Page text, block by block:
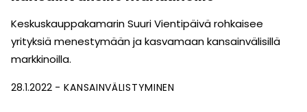
Keskuskauppakamarin Suuri Vientipäivä rohkaisee
yrityksiä menestymään ja kasvamaan kansainvälisillä
markkinoilla.
28.1.2022 KANSAINVÄLISTYMINEN